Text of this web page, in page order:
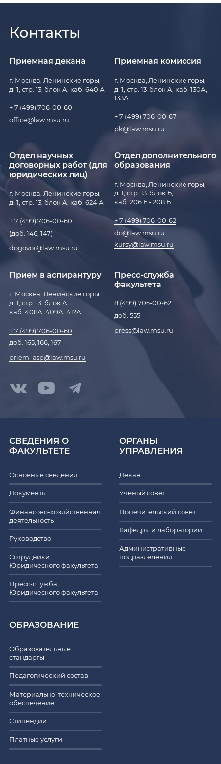
Контакты
Приемная декана
г. Москва, Ленинские горы,
д. 1, стр. 13, блок А, каб. 640 А
+ 7 (499) 706-00-60
office@law.msu.ru
Приемная комиссия
г. Москва, Ленинские горы,
д. 1, стр. 13, блок А, каб. 130А,
133А
+ 7 (499) 706-00-67
pk@law.msu.ru
Отдел научных
договорных работ (для
юридических лиц)
г. Москва, Ленинские горы,
д. 1, стр. 13, блок А, каб. 624 А
+ 7 (499) 706-00-60
(доб. 146, 147)
dogovor@law.msu.ru
Отдел дополнительного
образования
г. Москва, Ленинские горы,
д. 1, стр. 13, блок Б,
каб. 206 Б - 208 Б
+ 7 (499) 706-00-62
do@law.msu.ru
kursy@law.msu.ru
Прием в аспирантуру
г. Москва, Ленинские горы,
д. 1, стр. 13, блок А,
каб. 408А, 409А, 412А
+ 7 (499) 706-00-60
доб. 165, 166, 167
priem_asp@law.msu.ru
Пресс-служба
факультета
8 (499) 706-00-62
доб. 555
press@law.msu.ru
СВЕДЕНИЯ О
ФАКУЛЬТЕТЕ
Основные сведения
Документы
Финансово-хозяйственная
деятельность
Руководство
Сотрудники
Юридического факультета
Пресс-служба
Юридического факультета
ОРГАНЫ
УПРАВЛЕНИЯ
Декан
Ученый совет
Попечительский совет
Кафедры и лаборатории
Административные
подразделения
ОБРАЗОВАНИЕ
Образовательные
стандарты
Педагогический состав
Материально-техническое
обеспечение
Стипендии
Платные услуги